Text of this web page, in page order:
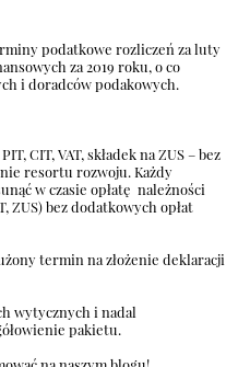
podatkowe rozliczeń za luty
za 2019 roku, o co
i doradców podakowych.
CIT, VAT, składek na ZUS – bez
resortu rozwoju. Każdy
w czasie opłatę należności
ZUS) bez dodatkowych opłat
termin na złożenie deklaracji
wytycznych i nadal
pakietu.